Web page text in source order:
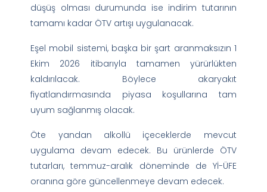
düşüş olması durumunda ise indirim tutarının
tamamı kadar ÖTV artışı uygulanacak.
Eşel mobil sistemi, başka bir şart aranmaksızın 1
Ekim 2026 itibarıyla tamamen yürürlükten
kaldırılacak. Böylece akaryakıt
fiyatlandırmasında piyasa koşullarına tam
uyum sağlanmış olacak.
Öte yandan alkollü içeceklerde mevcut
uygulama devam edecek. Bu ürünlerde ÖTV
tutarları, temmuz-aralık döneminde de Yİ-ÜFE
oranına göre güncellenmeye devam edecek.